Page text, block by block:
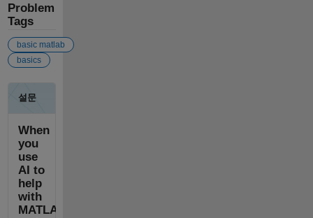
Problem
Tags
basic matlab
basics